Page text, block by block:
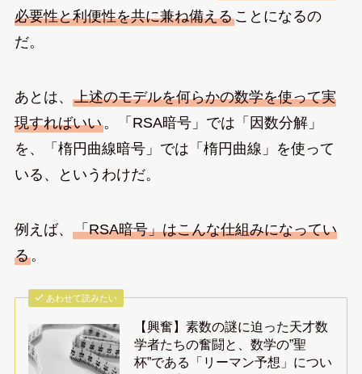
必要性と利便性を共に兼ね備えることになるの
だ。
あとは、 上述のモデルを何らかの数学を使って実
現すればいい。「RSA暗号」では「因数分解」
を、「楕円曲線暗号」では「楕円曲線」を使って
いる、というわけだ。
例えば、 「RSA暗号」はこんな仕組みになってい
る。
あわせて読みたい
【興奮】素数の謎に迫った天才数
学者たちの奮闘と、数学の”聖
杯”である「リーマン予想」につい